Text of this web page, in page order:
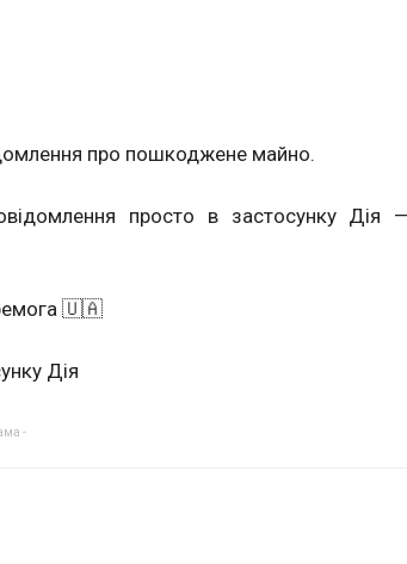
про пошкоджене майно.
просто в застосунку Дія —
🇺🇦
Дія
-